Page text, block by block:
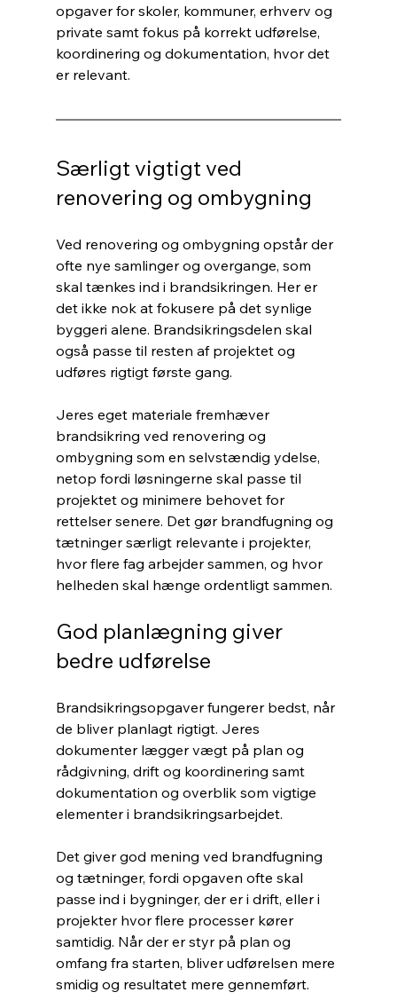
opgaver for skoler, kommuner, erhverv og
private samt fokus på korrekt udførelse,
koordinering og dokumentation, hvor det
er relevant.
Særligt vigtigt ved
renovering og ombygning
Ved renovering og ombygning opstår der
ofte nye samlinger og overgange, som
skal tænkes ind i brandsikringen. Her er
det ikke nok at fokusere på det synlige
byggeri alene. Brandsikringsdelen skal
også passe til resten af projektet og
udføres rigtigt første gang.
Jeres eget materiale fremhæver
brandsikring ved renovering og
ombygning som en selvstændig ydelse,
netop fordi løsningerne skal passe til
projektet og minimere behovet for
rettelser senere. Det gør brandfugning og
tætninger særligt relevante i projekter,
hvor flere fag arbejder sammen, og hvor
helheden skal hænge ordentligt sammen.
God planlægning giver
bedre udførelse
Brandsikringsopgaver fungerer bedst, når
de bliver planlagt rigtigt. Jeres
dokumenter lægger vægt på plan og
rådgivning, drift og koordinering samt
dokumentation og overblik som vigtige
elementer i brandsikringsarbejdet.
Det giver god mening ved brandfugning
og tætninger, fordi opgaven ofte skal
passe ind i bygninger, der er i drift, eller i
projekter hvor flere processer kører
samtidig. Når der er styr på plan og
omfang fra starten, bliver udførelsen mere
smidig og resultatet mere gennemført.